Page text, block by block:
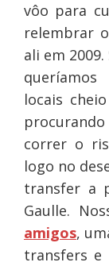
vôo para
relembrar
ali em
locais
correr o
logo no
transfer a
Gaulle.
amigos,
transfers e